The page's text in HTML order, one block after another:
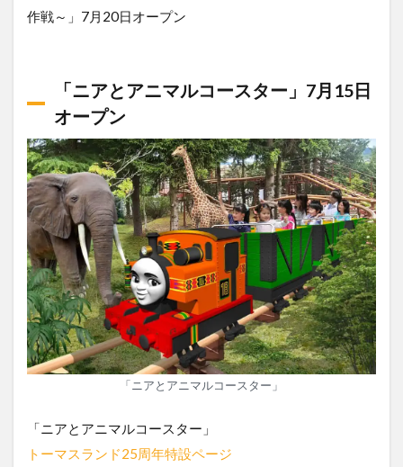
作戦～」7月20日オープン
「ニアとアニマルコースター」7月15日
オープン
「ニアとアニマルコースター」
「ニアとアニマルコースター」
トーマスランド25周年特設ページ